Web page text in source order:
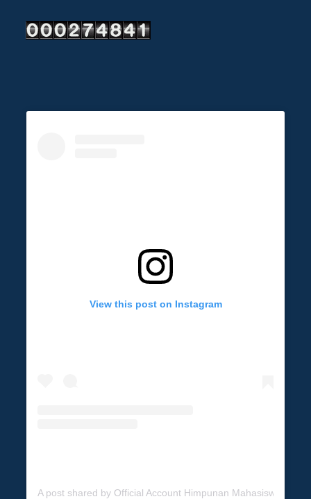
View this post on Instagram
A post shared by Official Account Himpunan Mahasiswa